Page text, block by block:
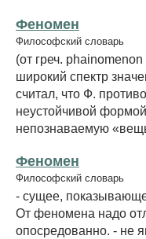
Феномен
Философский словарь
(от греч.
широкий спектр
считал, что Ф.
неустойчивой
непознаваемую
Феномен
Философский словарь
- сущее,
От феномена надо
опосредованно. - не